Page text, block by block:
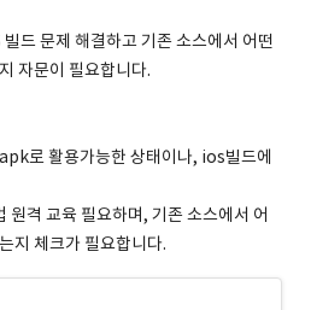
드 문제 해결하고 기존 소스에서 어떤
자문이 필요합니다.
로 활용가능한 상태이나, ios빌드에
격 교육 필요하며, 기존 소스에서 어
지 체크가 필요합니다.